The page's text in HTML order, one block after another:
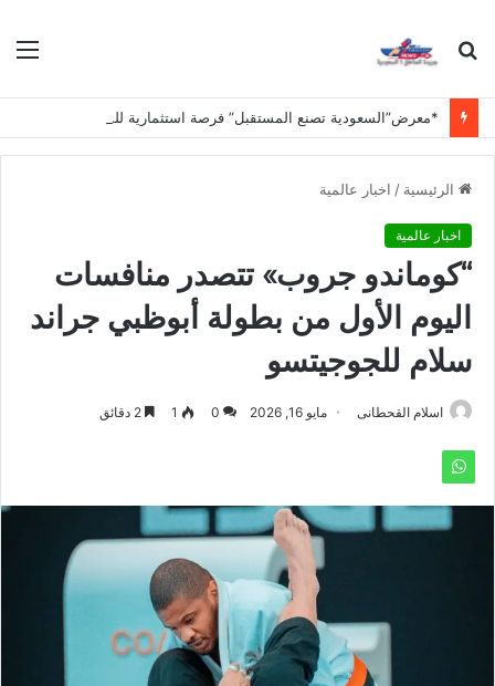
بحث
الرئيسية / اخبار عالمية
اخبار عالمية
“كوماندو جروب» تتصدر منافسات
اليوم الأول من بطولة أبوظبي جراند
سلام للجوجيتسو
اسلام القحطانى مايو 16, 2026 0
1